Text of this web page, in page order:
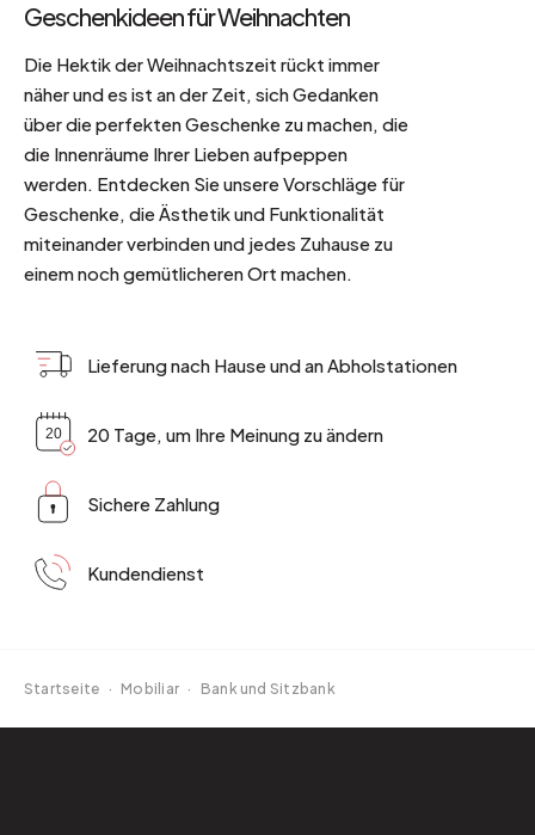
Geschenkideen für Weihnachten
Die Hektik der Weihnachtszeit rückt immer
näher und es ist an der Zeit, sich Gedanken
über die perfekten Geschenke zu machen, die
die Innenräume Ihrer Lieben aufpeppen
werden. Entdecken Sie unsere Vorschläge für
Geschenke, die Ästhetik und Funktionalität
miteinander verbinden und jedes Zuhause zu
einem noch gemütlicheren Ort machen.
Lieferung nach Hause und an Abholstationen
20 Tage, um Ihre Meinung zu ändern
Sichere Zahlung
Kundendienst
Startseite · Mobiliar · Bank und Sitzbank